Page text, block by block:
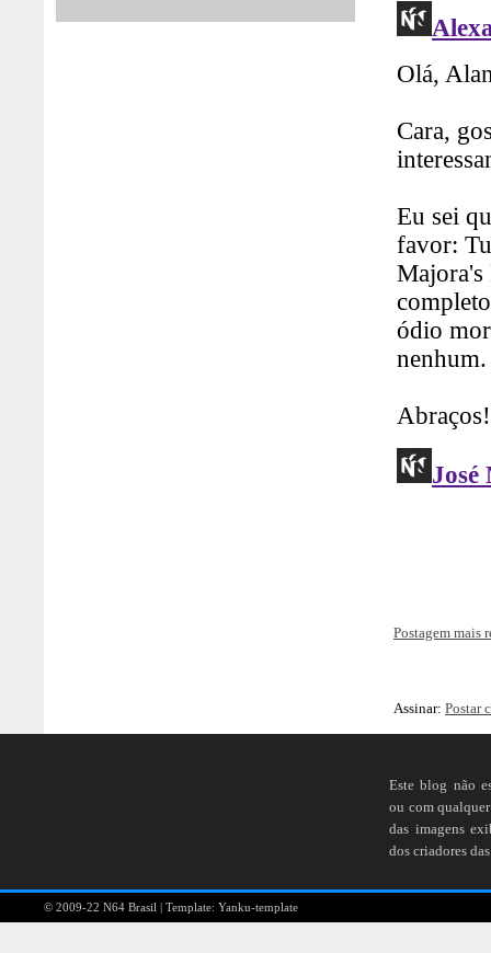
Postagem mais
Assinar: Postar
Este blog não
ou com
das imagens
dos criadores
© 2009-22 N64 Brasil | Template: Yanku-template